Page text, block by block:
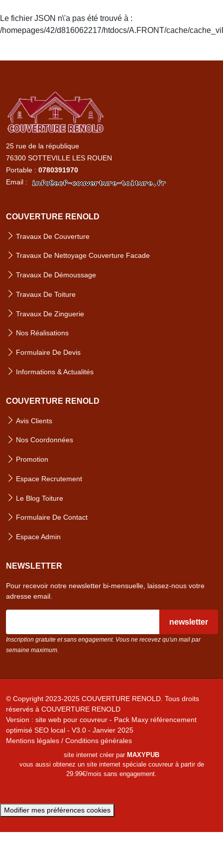
Le fichier JSON n\'a pas été trouvé à :
/homepages/42/d816062217/htdocs/A.FRONT/cache/
25 rue de la république
76300 SOTTEVILLE LES ROUEN
Portable : 0780391970
Email :
COUVERTURE RENOLD
Travaux De Couverture
Travaux De Nettoyage Couverture Facade
Travaux De Démoussage
Travaux De Toiture
Travaux De Zinguerie
Nos Réalisations
Formulaire De Devis
Informations & Actualités
COUVERTURE RENOLD
Avis Clients
Nos Coordonnées
Promotion
Espace Recrutement
Le Blog Toiture
Formulaire De Contact
Espace Admin
NEWSLETTER
Pour recevoir notre newsletter bi-mensuelle, laissez-nous votre
adresse email.
Inscription gratuite et sans engagement. Vous ne recevez qu'un mail par
semaine maximum.
© Copyright 2023-2025 COUVERTURE RENOLD. Tous droits
réservés à COUVERTURE RENOLD
Version : site web pour couvreur - Pack Maxy référencement
optimisé SEO local - V3.0 - Janvier 2025
Mentions légales / Conditions générales
site internet créer par MAXYPUB
vous aussi obtenez un site internet spéciale couvreur à partir de
29.99€/mois sans engagement.
Modifier mes préférences cookies